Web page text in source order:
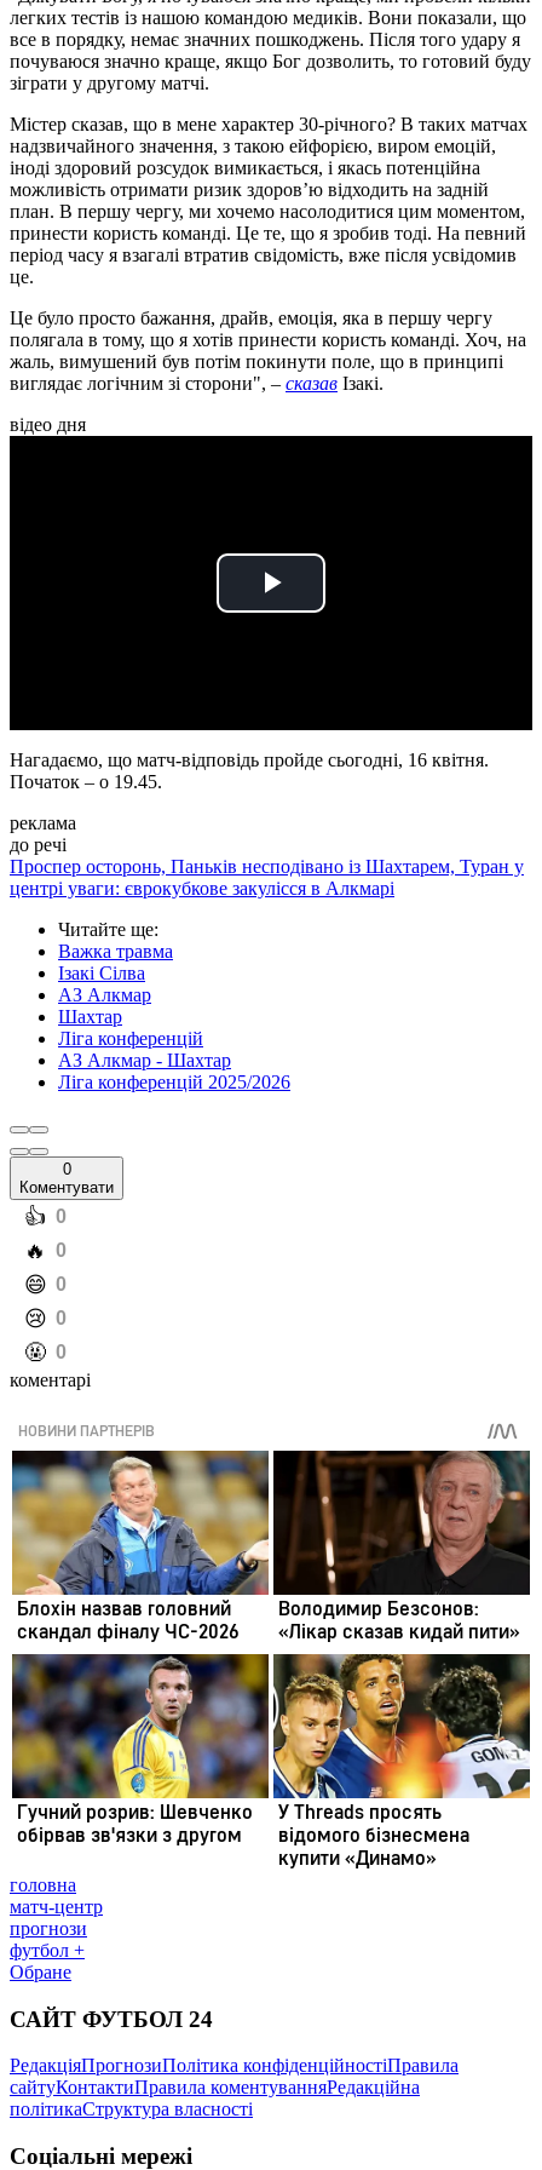
легких тестів із нашою командою медиків. Вони показали, що
все в порядку, немає значних пошкоджень. Після того удару я
почуваюся значно краще, якщо Бог дозволить, то готовий буду
зіграти у другому матчі.
Містер сказав, що в мене характер 30-річного? В таких матчах
надзвичайного значення, з такою ейфорією, виром емоцій,
іноді здоровий розсудок вимикається, і якась потенційна
можливість отримати ризик здоров’ю відходить на задній
план. В першу чергу, ми хочемо насолодитися цим моментом,
принести користь команді. Це те, що я зробив тоді. На певний
період часу я взагалі втратив свідомість, вже після усвідомив
це.
Це було просто бажання, драйв, емоція, яка в першу чергу
полягала в тому, що я хотів принести користь команді. Хоч, на
жаль, вимушений був потім покинути поле, що в принципі
виглядає логічним зі сторони", – сказав Ізакі.
відео дня
Play
Нагадаємо, що матч-відповідь пройде сьогодні, 16 квітня.
Початок – о 19.45.
реклама
до речі
Проспер осторонь, Паньків несподівано із Шахтарем, Туран у
центрі уваги: єврокубкове закулісся в Алкмарі
Читайте ще:
Важка травма
Ізакі Сілва
АЗ Алкмар
Шахтар
Ліга конференцій
АЗ Алкмар - Шахтар
Ліга конференцій 2025/2026
0
Коментувати
️👍 0
️🔥 0
️😄 0
️😢 0
️🤬 0
коментарі
головна
матч-центр
прогнози
футбол +
Обране
САЙТ ФУТБОЛ 24
РедакціяПрогнозиПолітика конфіденційностіПравила
сайтуКонтактиПравила коментуванняРедакційна
політикаСтруктура власності
Соціальні мережі